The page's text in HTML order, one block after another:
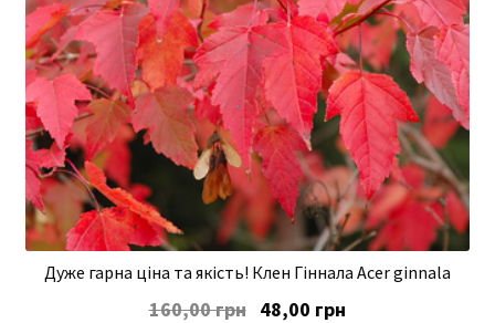
Дуже гарна ціна та якість! Клен Гіннала Acer ginnala
160,00грн Оригінальна
48,00 грн